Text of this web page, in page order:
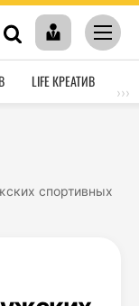
LIFE КРЕАТИВ
›››
спортивных